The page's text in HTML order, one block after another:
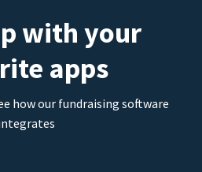
with your
apps
how our fundraising software